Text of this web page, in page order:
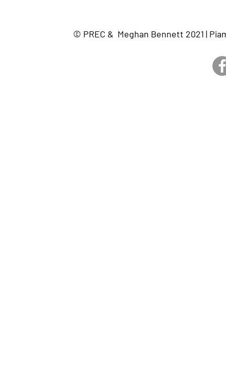
© PREC & Meghan Bennett 2021 |